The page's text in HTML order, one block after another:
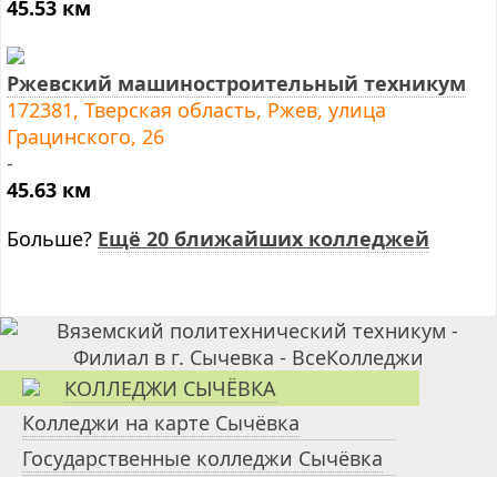
45.53 км
Ржевский машиностроительный техникум
172381, Тверская область, Ржев, улица
Грацинского, 26
-
45.63 км
Больше? Ещё 20 ближайших колледжей
КОЛЛЕДЖИ СЫЧЁВКА
Колледжи на карте Сычёвка
Государственные колледжи Сычёвка